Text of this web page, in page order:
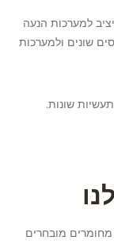
למערכות הנעה
שונים ולמערכות
שונות.
מובחרים